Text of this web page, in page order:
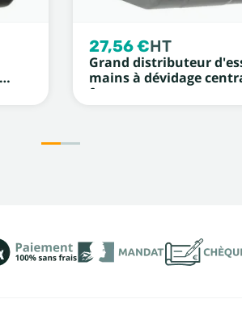
27,56 €HT
Grand distributeur
mains à dévidage
formats